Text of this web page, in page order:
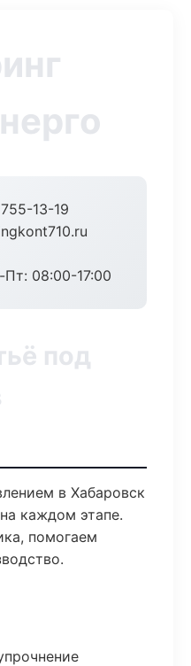
13-19
Пт: 08:00-17:00
под
в Хабаровск
каждом этапе.
помогаем